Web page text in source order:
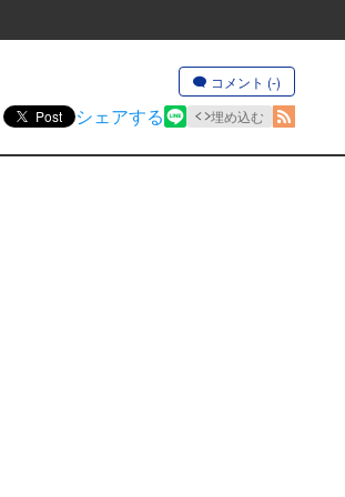
コメント (-)
Post シェアする 埋め込む